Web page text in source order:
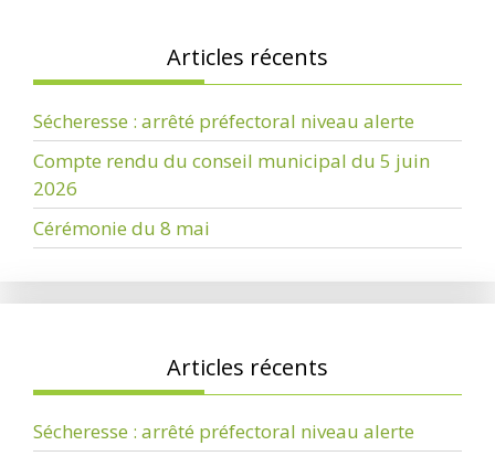
Articles récents
Sécheresse : arrêté préfectoral niveau alerte
Compte rendu du conseil municipal du 5 juin
2026
Cérémonie du 8 mai
Articles récents
Sécheresse : arrêté préfectoral niveau alerte